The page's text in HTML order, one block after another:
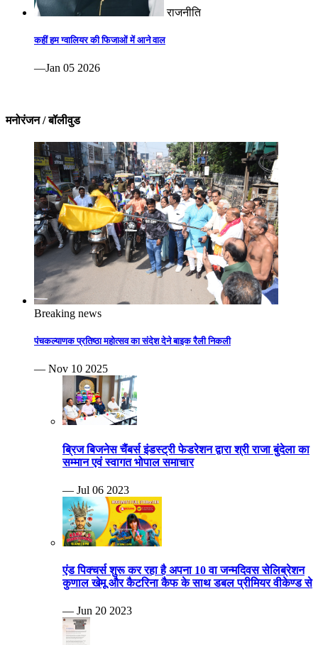
राजनीति
कहीं हम ग्वालियर की फिजाओं में आने वाल
—Jan 05 2026
मनोरंजन / बॉलीवुड
Breaking news
पंचकल्याणक प्रतिष्ठा महोत्सव का संदेश देने बाइक रैली निकली
— Nov 10 2025
ब्रिज बिजनेस चैंबर्स इंडस्ट्री फेडरेशन द्वारा श्री राजा बुंदेला का
सम्मान एवं स्वागत भोपाल समाचार
— Jul 06 2023
एंड पिक्चर्स शुरू कर रहा है अपना 10 वा जन्मदिवस सेलिब्रेशन
कुणाल खेमू और कैटरिना कैफ के साथ डबल प्रीमियर वीकेण्ड से
— Jun 20 2023